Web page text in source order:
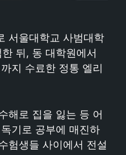
서울대학교 사범대학
뒤, 동 대학원에서
지 수료한 정통 엘리
해로 집을 잃는 등 어
기로 공부에 매진하
험생들 사이에서 전설